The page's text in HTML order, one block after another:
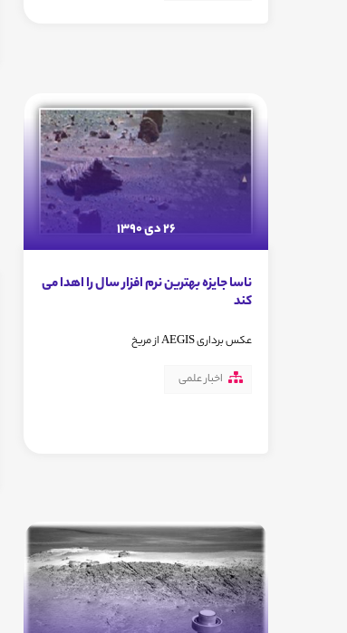
26 دی 1390
ناسا جایزه بهترین نرم افزار سال را اهدا می
کند
عکس برداری AEGIS از مریخ
اخبار علمی